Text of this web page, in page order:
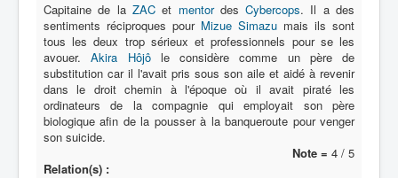
Capitaine de la ZACet mentordesCybercops. Il a des
sentiments réciproques pour Mizue Simazu mais ils sont
tous les deux trop sérieux et professionnels pour se les
avouer.Akira Hôjôle considère comme un père de
substitution car il l'avait pris sous son aile et aidé à revenir
dans le droit chemin à l'époque où il avait piraté les
ordinateurs de la compagnie qui employait son père
biologique afin de la pousser à la banqueroute pour venger
son suicide.
Note = 4 / 5
Relation(s) :